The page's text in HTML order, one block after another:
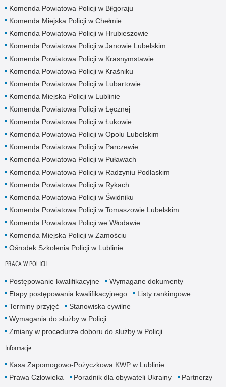
Komenda Powiatowa Policji w Biłgoraju
Komenda Miejska Policji w Chełmie
Komenda Powiatowa Policji w Hrubieszowie
Komenda Powiatowa Policji w Janowie Lubelskim
Komenda Powiatowa Policji w Krasnymstawie
Komenda Powiatowa Policji w Kraśniku
Komenda Powiatowa Policji w Lubartowie
Komenda Miejska Policji w Lublinie
Komenda Powiatowa Policji w Łęcznej
Komenda Powiatowa Policji w Łukowie
Komenda Powiatowa Policji w Opolu Lubelskim
Komenda Powiatowa Policji w Parczewie
Komenda Powiatowa Policji w Puławach
Komenda Powiatowa Policji w Radzyniu Podlaskim
Komenda Powiatowa Policji w Rykach
Komenda Powiatowa Policji w Świdniku
Komenda Powiatowa Policji w Tomaszowie Lubelskim
Komenda Powiatowa Policji we Włodawie
Komenda Miejska Policji w Zamościu
Ośrodek Szkolenia Policji w Lublinie
PRACA W POLICJI
Postępowanie kwalifikacyjne
Wymagane dokumenty
Etapy postępowania kwalifikacyjnego
Listy rankingowe
Terminy przyjęć
Stanowiska cywilne
Wymagania do służby w Policji
Zmiany w procedurze doboru do służby w Policji
Informacje
Kasa Zapomogowo-Pożyczkowa KWP w Lublinie
Prawa Człowieka
Poradnik dla obywateli Ukrainy
Partnerzy